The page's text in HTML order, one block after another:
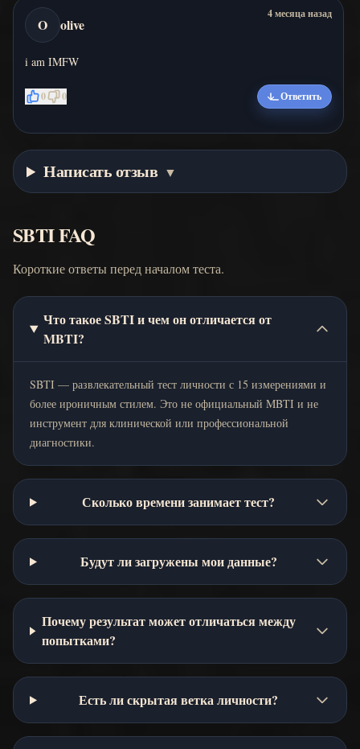
O olive
4 месяца назад
i am IMFW
0 0 Ответить
Написать отзыв ▼
SBTI FAQ
Короткие ответы перед началом теста.
Что такое SBTI и чем он отличается от
MBTI?
SBTI — развлекательный тест личности с 15 измерениями и
более ироничным стилем. Это не официальный MBTI и не
инструмент для клинической или профессиональной
диагностики.
Сколько времени занимает тест?
Будут ли загружены мои данные?
Почему результат может отличаться между
попытками?
Есть ли скрытая ветка личности?